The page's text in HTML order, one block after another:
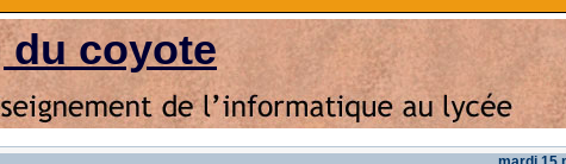
du coyote